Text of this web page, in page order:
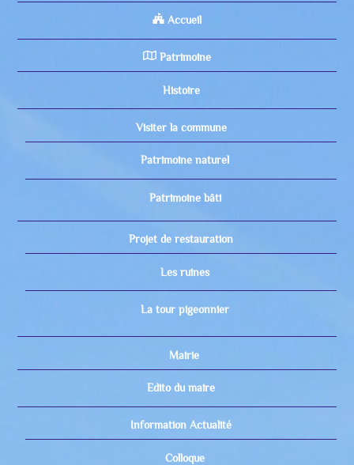
Accueil
Patrimoine
Histoire
Visiter la commune
Patrimoine naturel
Patrimoine bâti
Projet de restauration
Les ruines
La tour pigeonnier
Mairie
Edito du maire
Information Actualité
Colloque